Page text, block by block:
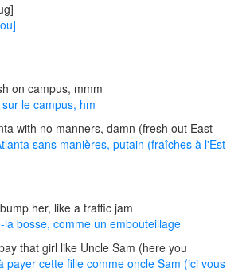
on campus, mmm
le campus, hm
with no manners, damn (fresh out East
sans manières, putain (fraîches à l'Est
her, like a traffic jam
la bosse, comme un embouteillage
that girl like Uncle Sam (here you
payer cette fille comme oncle Sam (ici vous